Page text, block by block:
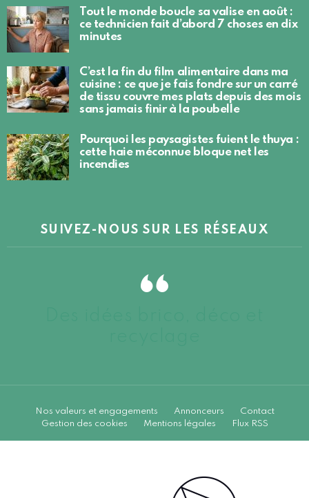
Tout le monde boucle sa valise en août :
ce technicien fait d’abord 7 choses en dix
minutes
C’est la fin du film alimentaire dans ma
cuisine : ce que je fais fondre sur un carré
de tissu couvre mes plats depuis des mois
sans jamais finir à la poubelle
Pourquoi les paysagistes fuient le thuya :
cette haie méconnue bloque net les
incendies
SUIVEZ-NOUS SUR LES RÉSEAUX
Nos valeurs et engagements Annonceurs
Contact
Gestion des cookies
Mentions légales Flux RSS